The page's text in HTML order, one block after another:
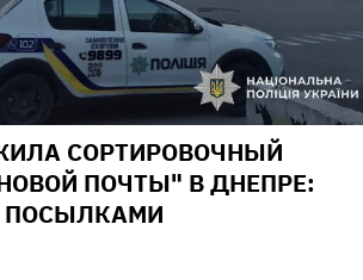
СОРТИРОВОЧНЫЙ
ПОЧТЫ" В ДНЕПРЕ:
ПОСЫЛКАМИ